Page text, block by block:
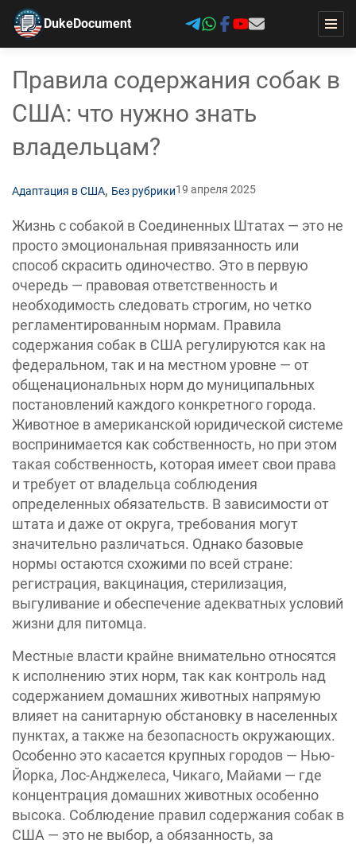
DukeDocument
Правила содержания собак в
США: что нужно знать
владельцам?
Адаптация в США, Без рубрики19 апреля 2025
Жизнь с собакой в Соединенных Штатах — это не
просто эмоциональная привязанность или
способ скрасить одиночество. Это в первую
очередь — правовая ответственность и
необходимость следовать строгим, но четко
регламентированным нормам. Правила
содержания собак в США регулируются как на
федеральном, так и на местном уровне — от
общенациональных норм до муниципальных
постановлений каждого конкретного города.
Животное в американской юридической системе
воспринимается как собственность, но при этом
такая собственность, которая имеет свои права
и требует от владельца соблюдения
определенных обязательств. В зависимости от
штата и даже от округа, требования могут
значительно различаться. Однако базовые
нормы остаются схожими по всей стране:
регистрация, вакцинация, стерилизация,
выгуливание и обеспечение адекватных условий
жизни для питомца.
Местные власти крайне внимательно относятся
к исполнению этих норм, так как контроль над
содержанием домашних животных напрямую
влияет на санитарную обстановку в населенных
пунктах, а также на безопасность окружающих.
Особенно это касается крупных городов — Нью-
Йорка, Лос-Анджелеса, Чикаго, Майами — где
концентрация домашних животных особенно
высока. Соблюдение правил содержания собак в
США — это не выбор, а обязанность, за